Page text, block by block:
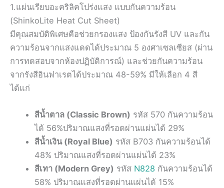
1.แผ่นเรียบอะคริลิคโปร่งแสง แบบกันความร้อน
(ShinkoLite Heat Cut Sheet)
มีคุณสมบัติพิเศษคือช่วยกรองแสง ป้องกันรังสี UV และกัน
ความร้อนจากแสงแดดได้ประมาณ 5 องศาเซลเซียส (ผ่าน
การทดสอบจากห้องปฏิบัติการณ์) และช่วยกันความร้อน
จากรังสีอินฟาเรตได้ประมาณ 48-59% มีให้เลือก 4 สี
ได้แก่
สีน้ำตาล (Classic Brown) รหัส 570 กันความร้อน
ได้ 56%ปริมาณแสงที่รอดผ่านแผ่นได้ 29%
สีน้ำเงิน (Royal Blue) รหัส B703 กันความร้อนได้
48% ปริมาณแสงที่รอดผ่านแผ่นได้ 23%
สีเทา (Modern Grey) รหัส N828 กันความร้อนได้
58% ปริมาณแสงที่รอดผ่านแผ่นได้ 15%